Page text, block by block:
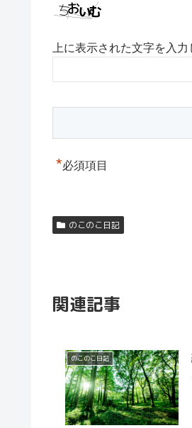
上に表示された文字を入力
*必須項目
のこのこ日記
関連記事
のこのこ日記